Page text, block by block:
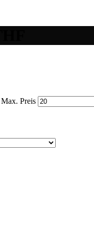
Max. Preis